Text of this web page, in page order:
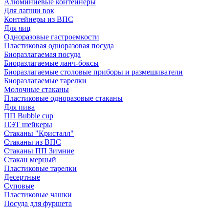
Алюминиевые контейнеры
Для лапши вок
Контейнеры из ВПС
Для яиц
Одноразовые гастроемкости
Пластиковая одноразовая посуда
Биоразлагаемая посуда
Биоразлагаемые ланч-боксы
Биоразлагаемые столовые приборы и размешиватели
Биоразлагаемые тарелки
Молочные стаканы
Пластиковые одноразовые стаканы
Для пива
ПП Bubble cup
ПЭТ шейкеры
Стаканы "Кристалл"
Стаканы из ВПС
Стаканы ПП Зимние
Стакан мерный
Пластиковые тарелки
Десертные
Суповые
Пластиковые чашки
Посуда для фуршета